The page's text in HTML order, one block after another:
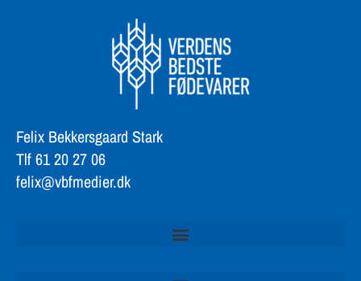
Felix Bekkersgaard Stark
Tlf 61 20 27 06
felix@vbfmedier.dk